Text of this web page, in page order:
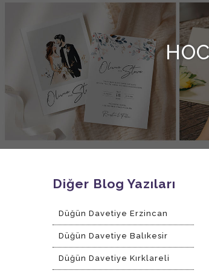
Diğer Blog Yazıları
Düğün Davetiye Erzincan
Düğün Davetiye Balıkesir
Düğün Davetiye Kırklareli